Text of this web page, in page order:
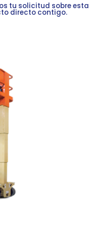
tu solicitud sobre esta
directo contigo.